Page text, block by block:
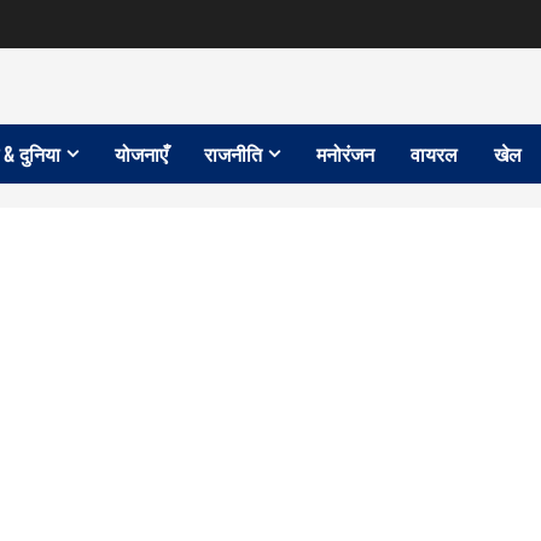
दुनिया योजनाएँ राजनीति मनोरंजन वायरल खेल